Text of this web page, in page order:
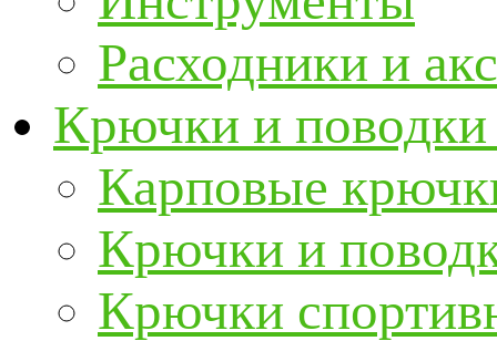
Расходники и
Крючки и
Карповые
Крючки и
Крючки